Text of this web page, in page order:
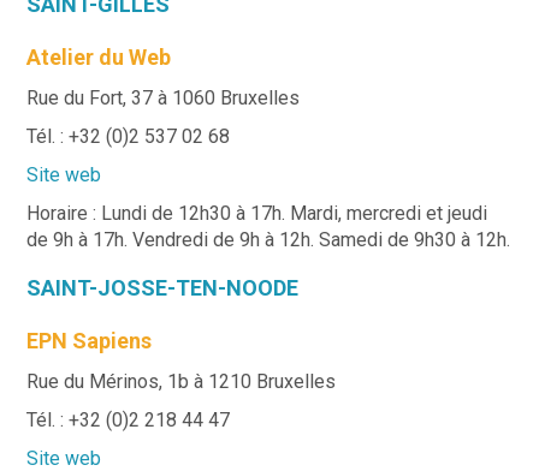
Atelier du Web
Rue du Fort, 37 à 1060 Bruxelles
Tél. : +32 (0)2 537 02 68
Site web
Horaire : Lundi de 12h30 à 17h. Mardi, mercredi et jeudi
de 9h à 17h. Vendredi de 9h à 12h. Samedi de 9h30 à 12h.
SAINT-JOSSE-TEN-NOODE
EPN Sapiens
Rue du Mérinos, 1b à 1210 Bruxelles
Tél. : +32 (0)2 218 44 47
Site web